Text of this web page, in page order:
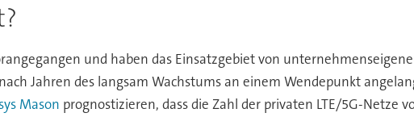
und haben das Einsatzgebiet von
Jahren des langsam Wachstums an einem Wendepunkt
Mason prognostizieren, dass die Zahl der privaten LTE/5G-Netze